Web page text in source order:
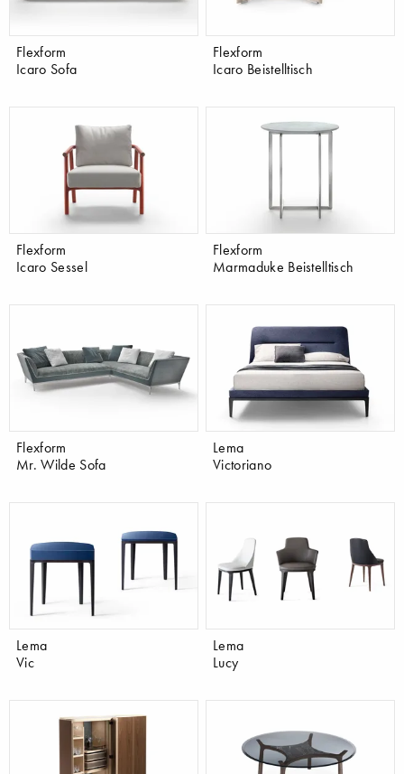
Flexform
Icaro Sofa
Flexform
Icaro Beistelltisch
Flexform
Icaro Sessel
Flexform
Marmaduke Beistelltisch
Flexform
Mr. Wilde Sofa
Lema
Victoriano
Lema
Vic
Lema
Lucy